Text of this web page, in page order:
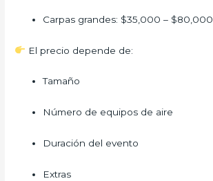
Carpas grandes: $35,000 –
El precio depende de:
Tamaño
Número de equipos de aire
Duración del evento
Extras